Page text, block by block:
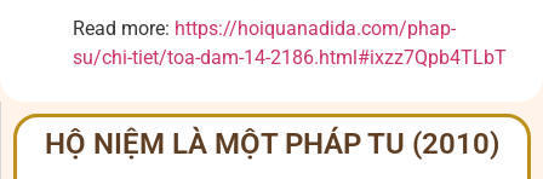
Read more: https://hoiquanadida.com/phap-
su/chi-tiet/toa-dam-14-2186.html#ixzz7Qpb4TLbT
HỘ NIỆM LÀ MỘT PHÁP TU (2010)